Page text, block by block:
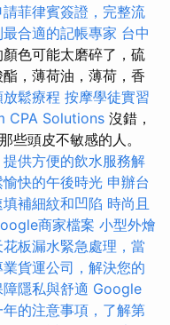
菲律賓簽證，完整流
合適的記帳專家 台中
色可能太磨碎了，硫
，薄荷油，薄荷，香
鬆療程 按摩學徒實習
CPA Solutions 沒錯，
些頭皮不敏感的人。
提供方便的飲水服務解
快的午後時光 申辦台
補細紋和凹陷 時尚且
商家檔案 小型外燴
花板漏水緊急處理，當
貨運公司，解決您的
隱私與舒適 Google
年的注意事項，了解第